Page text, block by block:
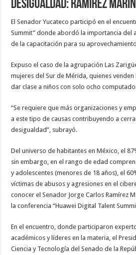
desigualdad: Ramírez Marín
El Senador Yucateco participó en el
Summit” donde abordó la importancia del
de la capacitación para su
Expuso el caso de la agrupación Las
mujeres del Sur de Mérida, quienes
dar clase a niños con solo ocho
“Se requiere que más organizaciones y
a este tipo de causas contribuyendo a
desigualdad”, subrayó.
Del universo de habitantes en México, el
sin embargo, en el rango de edad
y adolescentes (menores de 18 años), el
víctimas de abusos y agresiones en el
conocer el Senador Jorge Carlos Ramírez
la conferencia “Huawei Digital Talent
En el encuentro, donde participaron
académicos y líderes en la materia, el
Ciencia y Tecnología del Senado de la